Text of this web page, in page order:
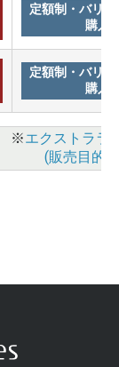
定額制・バリ
購入
定額制・バリ
購入
※エクストララ
(販売目的